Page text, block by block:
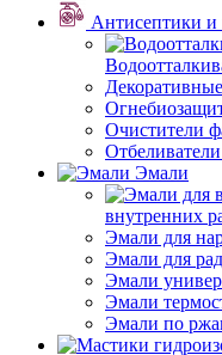
Антисептики и
Очистители
Эмали
внутренних
Эмали для
Эмали для
Эмали
Эмали
Эмали по